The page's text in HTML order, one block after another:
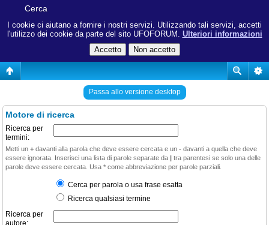
I cookie ci aiutano a fornire i nostri servizi. Utilizzando tali servizi, accetti
l'utilizzo dei cookie da parte del sito UFOFORUM. Ulteriori informazioni
Cerca
Passa allo versione desktop
Motore di ricerca
Ricerca per
termini:
Metti un + davanti alla parola che deve essere cercata e un - davanti a quella che deve
essere ignorata. Inserisci una lista di parole separate da | tra parentesi se solo una delle
parole deve essere cercata. Usa * come abbreviazione per parole parziali.
Cerca per parola o usa frase esatta
Ricerca qualsiasi termine
Ricerca per
autore: